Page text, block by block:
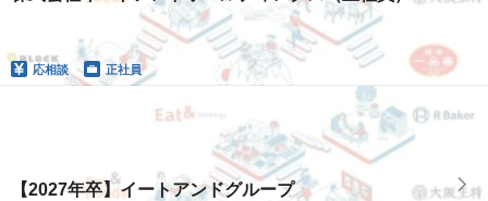
応相談 正社員
【2027年卒】イートアンドグループ